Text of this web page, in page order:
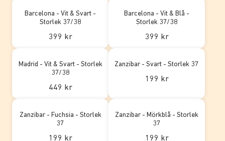
Barcelona - Vit & Svart -
Storlek 37/38
399 kr
Barcelona - Vit & Blå -
Storlek 37/38
399 kr
Madrid - Vit & Svart - Storlek
37/38
449 kr
Zanzibar - Svart - Storlek 37
199 kr
Zanzibar - Fuchsia - Storlek
37
199 kr
Zanzibar - Mörkblå - Storlek
37
199 kr